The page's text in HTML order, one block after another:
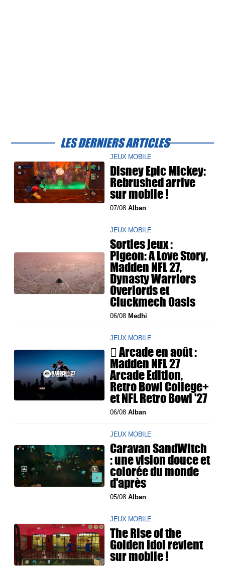
LES DERNIERS ARTICLES
JEUX MOBILE
Disney Epic Mickey:
Rebrushed arrive
sur mobile !
07/08Alban
JEUX MOBILE
Sorties jeux :
Pigeon: A Love Story,
Madden NFL 27,
Dynasty Warriors
Overlords et
Cluckmech Oasis
06/08 Medhi
JEUX MOBILE
 Arcade en août :
Madden NFL 27
Arcade Edition,
Retro Bowl College+
et NFL Retro Bowl '27
06/08Alban
JEUX MOBILE
Caravan SandWitch
: une vision douce et
colorée du monde
d'après
05/08Alban
JEUX MOBILE
The Rise of the
Golden Idol revient
sur mobile !